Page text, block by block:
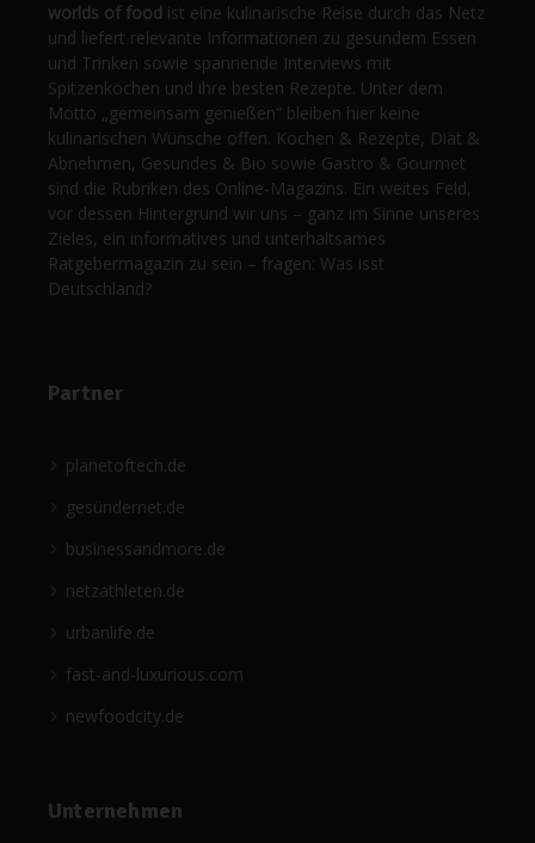
worlds of food ist eine kulinarische Reise durch das Netz
und liefert relevante Informationen zu gesundem Essen
und Trinken sowie spannende Interviews mit
Spitzenköchen und ihre besten Rezepte. Unter dem
Motto „gemeinsam genießen“ bleiben hier keine
kulinarischen Wünsche offen. Kochen & Rezepte, Diät &
Abnehmen, Gesundes & Bio sowie Gastro & Gourmet
sind die Rubriken des Online-Magazins. Ein weites Feld,
vor dessen Hintergrund wir uns – ganz im Sinne unseres
Zieles, ein informatives und unterhaltsames
Ratgebermagazin zu sein – fragen: Was isst
Deutschland?
Partner
planetoftech.de
gesündernet.de
businessandmore.de
netzathleten.de
urbanlife.de
fast-and-luxurious.com
newfoodcity.de
Unternehmen